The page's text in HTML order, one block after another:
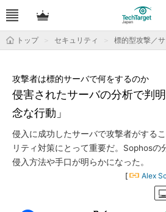
トップ セキュリティ 標的型攻撃／
侵害されたサーバの分析で判
念な行動」
攻撃者は標的サーバで何をするのか
侵入に成功したサーバで攻撃者がする
リティ対策にとって重要だ。Sophosの
侵入方法や手口が明らかになった。
[ Alex